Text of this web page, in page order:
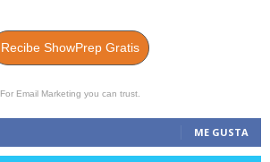
Recibe ShowPrep Gratis
For Email Marketing you can trust.
ME GUSTA